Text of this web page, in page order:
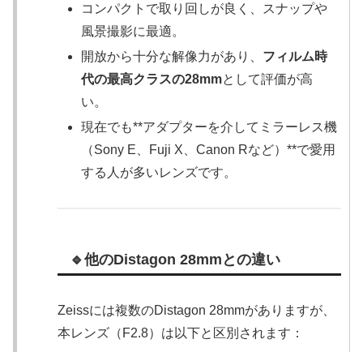
コンパクトで取り回しが良く、スナップや
風景撮影に最適。
開放から十分な解像力があり、 フィルム時
代の最高クラスの28mmとして評価が高
い。
現在でも**アダプターを介してミラーレス機
（Sony E、Fuji X、Canon Rなど）**で愛用
する人が多いレンズです。
🔹他のDistagon 28mmとの違い
Zeissには複数のDistagon 28mmがありますが、
本レンズ（F2.8）は以下と区別されます：